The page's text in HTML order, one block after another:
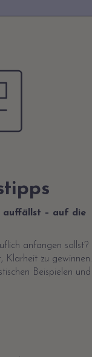
auffällst – auf die
anfangen sollst?
Klarheit zu gewinnen.
Beispielen und